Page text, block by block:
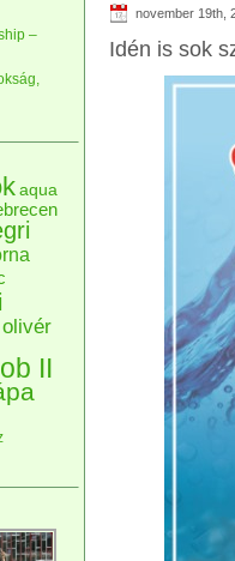
november 19th,
Idén is sok
–
aqua
ob II